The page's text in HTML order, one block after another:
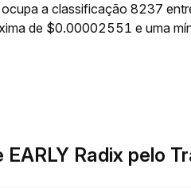
a classificação 8237
de $0.00002551 e uma
Radix pelo